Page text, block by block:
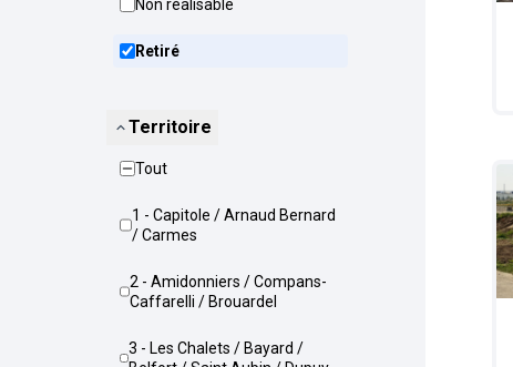
Non réalisable
Retiré
Territoire
Tout
1 - Capitole / Arnaud Bernard
/ Carmes
2 - Amidonniers / Compans-
Caffarelli / Brouardel
3 - Les Chalets / Bayard /